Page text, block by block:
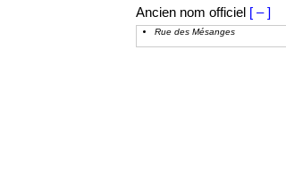
Ancien nom officiel [ – ]
Rue des Mésanges